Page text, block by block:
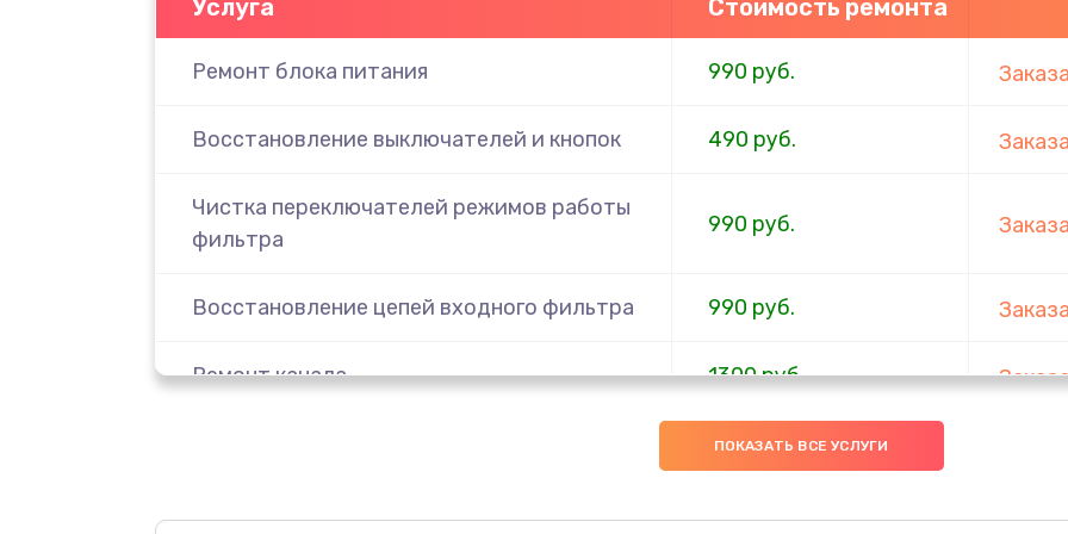
Услуга Стоимость ремонта
Ремонт блока питания 990 руб.
Восстановление выключателей и кнопок 490 руб.
Чистка переключателей режимов работы
фильтра
990 руб.
Восстановление цепей входного фильтра 990 руб.
Ремонт канала 1300 руб.
400 руб.
ПОКАЗАТЬ ВСЕ УСЛУГИ